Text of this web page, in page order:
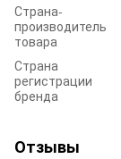
Страна-
производитель
товара
Страна
регистрации
бренда
Отзывы